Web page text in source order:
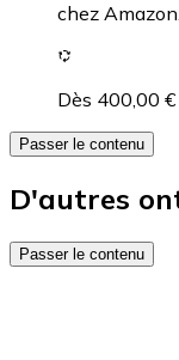
chez
Dès 400,00 €
Passer le contenu
D'autres
Passer le contenu